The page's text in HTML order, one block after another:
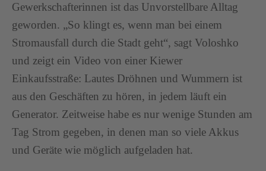
Gewerkschafterinnen ist das Unvorstellbare Alltag
geworden. „So klingt es, wenn man bei einem
Stromausfall durch die Stadt geht“, sagt Voloshko
und zeigt ein Video von einer Kiewer
Einkaufsstraße: Lautes Dröhnen und Wummern ist
aus den Geschäften zu hören, in jedem läuft ein
Generator. Zeitweise habe es nur wenige Stunden am
Tag Strom gegeben, in denen man so viele Akkus
und Geräte wie möglich aufgeladen hat.